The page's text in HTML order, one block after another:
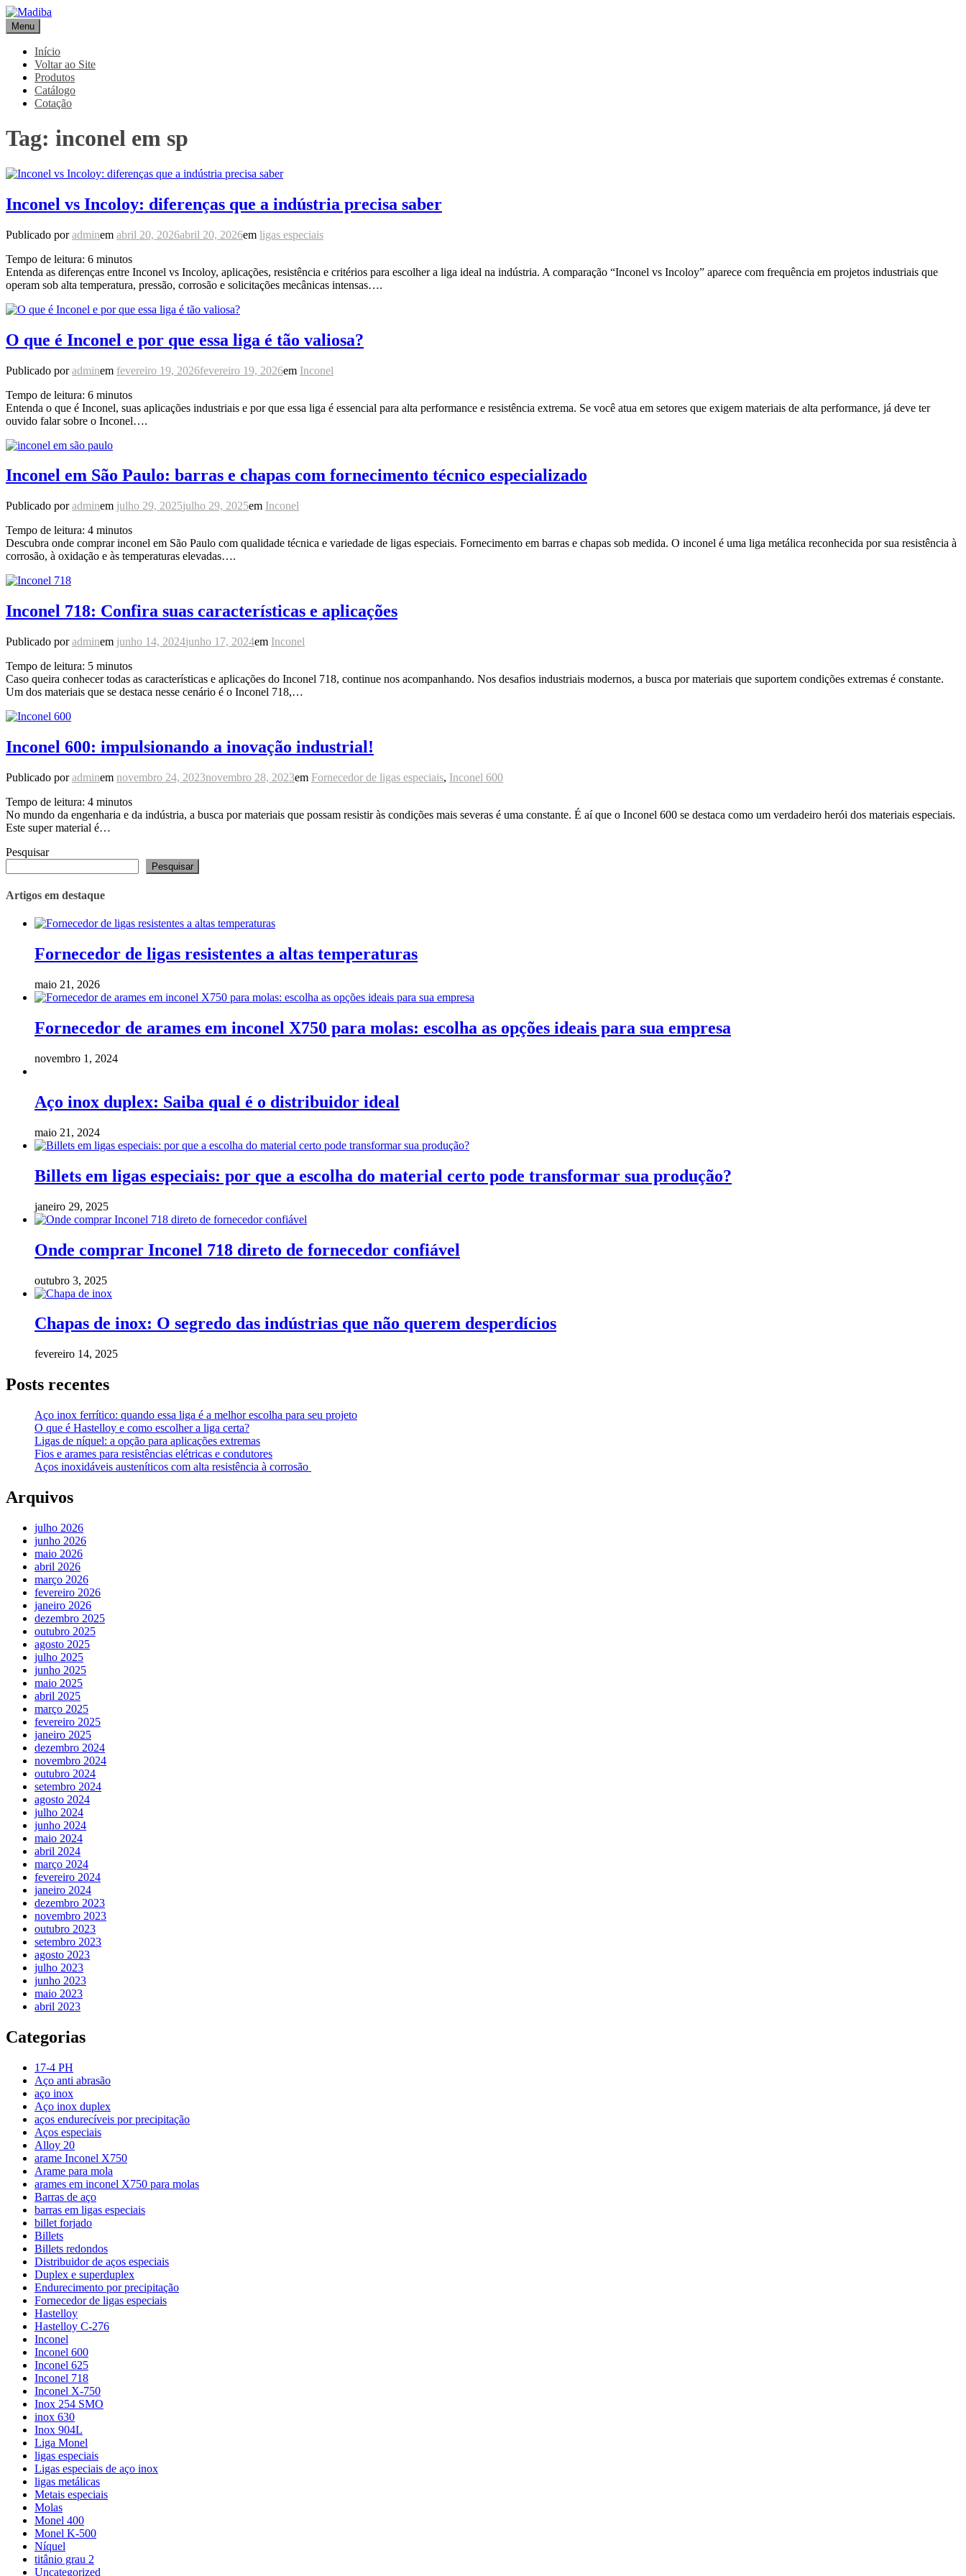
Pular
para
o
conteúdo
Madiba
Líder de Importação e Distribuição de Ligas Especiais
Menu
Início
Voltar ao Site
Produtos
Catálogo
Cotação
Tag: inconel em sp
Inconel vs Incoloy: diferenças que a indústria precisa saber
Publicado poradminem abril 20, 2026abril 20, 2026em ligas especiais
Tempo de leitura: 6 minutos
Entenda as diferenças entre Inconel vs Incoloy, aplicações, resistência e critérios para escolher a liga ideal na indústria. A comparação “Inconel vs Incoloy” aparece com frequência em projetos industriais que
operam sob alta temperatura, pressão, corrosão e solicitações mecânicas intensas….
O que é Inconel e por que essa liga é tão valiosa?
Publicado poradminem fevereiro 19, 2026fevereiro 19, 2026em Inconel
Tempo de leitura: 6 minutos
Entenda o que é Inconel, suas aplicações industriais e por que essa liga é essencial para alta performance e resistência extrema. Se você atua em setores que exigem materiais de alta performance, já deve ter
ouvido falar sobre o Inconel….
Inconel em São Paulo: barras e chapas com fornecimento técnico especializado
Publicado poradminem julho 29, 2025julho 29, 2025em Inconel
Tempo de leitura: 4 minutos
Descubra onde comprar inconel em São Paulo com qualidade técnica e variedade de ligas especiais. Fornecimento em barras e chapas sob medida. O inconel é uma liga metálica reconhecida por sua resistência à
corrosão, à oxidação e às temperaturas elevadas….
Inconel 718: Confira suas características e aplicações
Publicado poradminem junho 14, 2024junho 17, 2024em Inconel
Tempo de leitura: 5 minutos
Caso queira conhecer todas as características e aplicações do Inconel 718, continue nos acompanhando. Nos desafios industriais modernos, a busca por materiais que suportem condições extremas é constante.
Um dos materiais que se destaca nesse cenário é o Inconel 718,…
Inconel 600: impulsionando a inovação industrial!
Publicado poradminem novembro 24, 2023novembro 28, 2023em Fornecedor de ligas especiais, Inconel 600
Tempo de leitura: 4 minutos
No mundo da engenharia e da indústria, a busca por materiais que possam resistir às condições mais severas é uma constante. É aí que o Inconel 600 se destaca como um verdadeiro herói dos materiais especiais.
Este super material é…
Pesquisar
Pesquisar
Artigos em destaque
Fornecedor de ligas resistentes a altas temperaturas
maio 21, 2026
Fornecedor de arames em inconel X750 para molas: escolha as opções ideais para sua empresa
novembro 1, 2024
Aço inox duplex: Saiba qual é o distribuidor ideal
maio 21, 2024
Billets em ligas especiais: por que a escolha do material certo pode transformar sua produção?
janeiro 29, 2025
Onde comprar Inconel 718 direto de fornecedor confiável
outubro 3, 2025
Chapas de inox: O segredo das indústrias que não querem desperdícios
fevereiro 14, 2025
Posts recentes
Aço inox ferrítico: quando essa liga é a melhor escolha para seu projeto
O que é Hastelloy e como escolher a liga certa?
Ligas de níquel: a opção para aplicações extremas
Fios e arames para resistências elétricas e condutores
Aços inoxidáveis austeníticos com alta resistência à corrosão
Arquivos
julho 2026
junho 2026
maio 2026
abril 2026
março 2026
fevereiro 2026
janeiro 2026
dezembro 2025
outubro 2025
agosto 2025
julho 2025
junho 2025
maio 2025
abril 2025
março 2025
fevereiro 2025
janeiro 2025
dezembro 2024
novembro 2024
outubro 2024
setembro 2024
agosto 2024
julho 2024
junho 2024
maio 2024
abril 2024
março 2024
fevereiro 2024
janeiro 2024
dezembro 2023
novembro 2023
outubro 2023
setembro 2023
agosto 2023
julho 2023
junho 2023
maio 2023
abril 2023
Categorias
17-4 PH
Aço anti abrasão
aço inox
Aço inox duplex
aços endurecíveis por precipitação
Aços especiais
Alloy 20
arame Inconel X750
Arame para mola
arames em inconel X750 para molas
Barras de aço
barras em ligas especiais
billet forjado
Billets
Billets redondos
Distribuidor de aços especiais
Duplex e superduplex
Endurecimento por precipitação
Fornecedor de ligas especiais
Hastelloy
Hastelloy C-276
Inconel
Inconel 600
Inconel 625
Inconel 718
Inconel X-750
Inox 254 SMO
inox 630
Inox 904L
Liga Monel
ligas especiais
Ligas especiais de aço inox
ligas metálicas
Metais especiais
Molas
Monel 400
Monel K-500
Níquel
titânio grau 2
Uncategorized